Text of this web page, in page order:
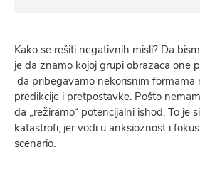
Kako se rešiti negativnih misli? Da
je da znamo kojoj grupi obrazaca one
da pribegavamo nekorisnim formama
predikcije i pretpostavke. Pošto
da „režiramo“ potencijalni ishod. To je
katastrofi, jer vodi u anksioznost i
scenario.